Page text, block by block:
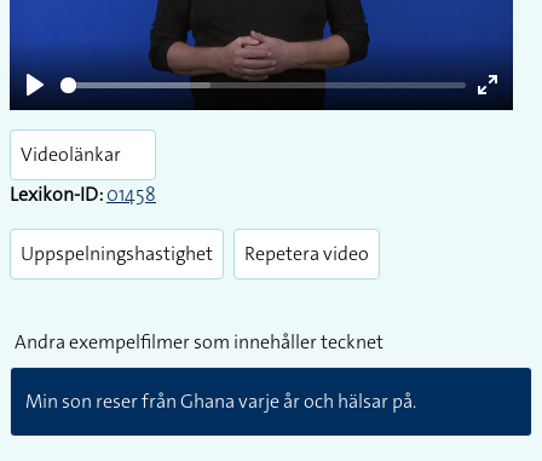
Play
Enter
Videolänkar
Lexikon-ID:01458
Uppspelningshastighet Repetera video
Andra exempelfilmer som innehåller tecknet
Min son reser från Ghana varje år och hälsar på.